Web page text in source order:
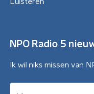
NPO Radio 5
Ik wil niks missen van